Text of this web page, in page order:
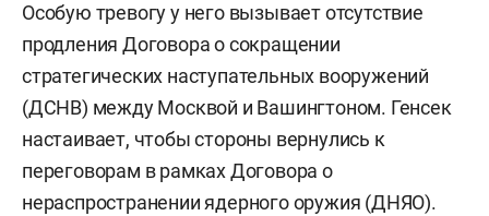
Особую тревогу у него вызывает отсутствие
продления Договора о сокращении
стратегических наступательных вооружений
(ДСНВ) между Москвой и Вашингтоном. Генсек
настаивает, чтобы стороны вернулись к
переговорам в рамках Договора о
нераспространении ядерного оружия (ДНЯО).